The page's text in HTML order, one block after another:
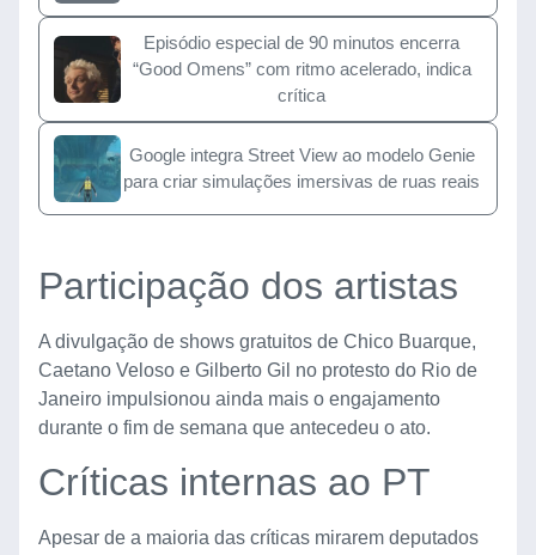
Episódio especial de 90 minutos encerra
“Good Omens” com ritmo acelerado, indica
crítica
Google integra Street View ao modelo Genie
para criar simulações imersivas de ruas reais
Participação dos artistas
A divulgação de shows gratuitos de Chico Buarque,
Caetano Veloso e Gilberto Gil no protesto do Rio de
Janeiro impulsionou ainda mais o engajamento
durante o fim de semana que antecedeu o ato.
Críticas internas ao PT
Apesar de a maioria das críticas mirarem deputados